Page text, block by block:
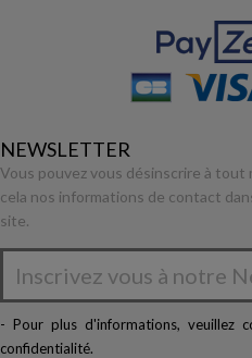
NEWSLETTER
Vous pouvez vous désinscrire à
cela nos informations de contact
site.
- Pour plus d'informations, veuillez
confidentialité.